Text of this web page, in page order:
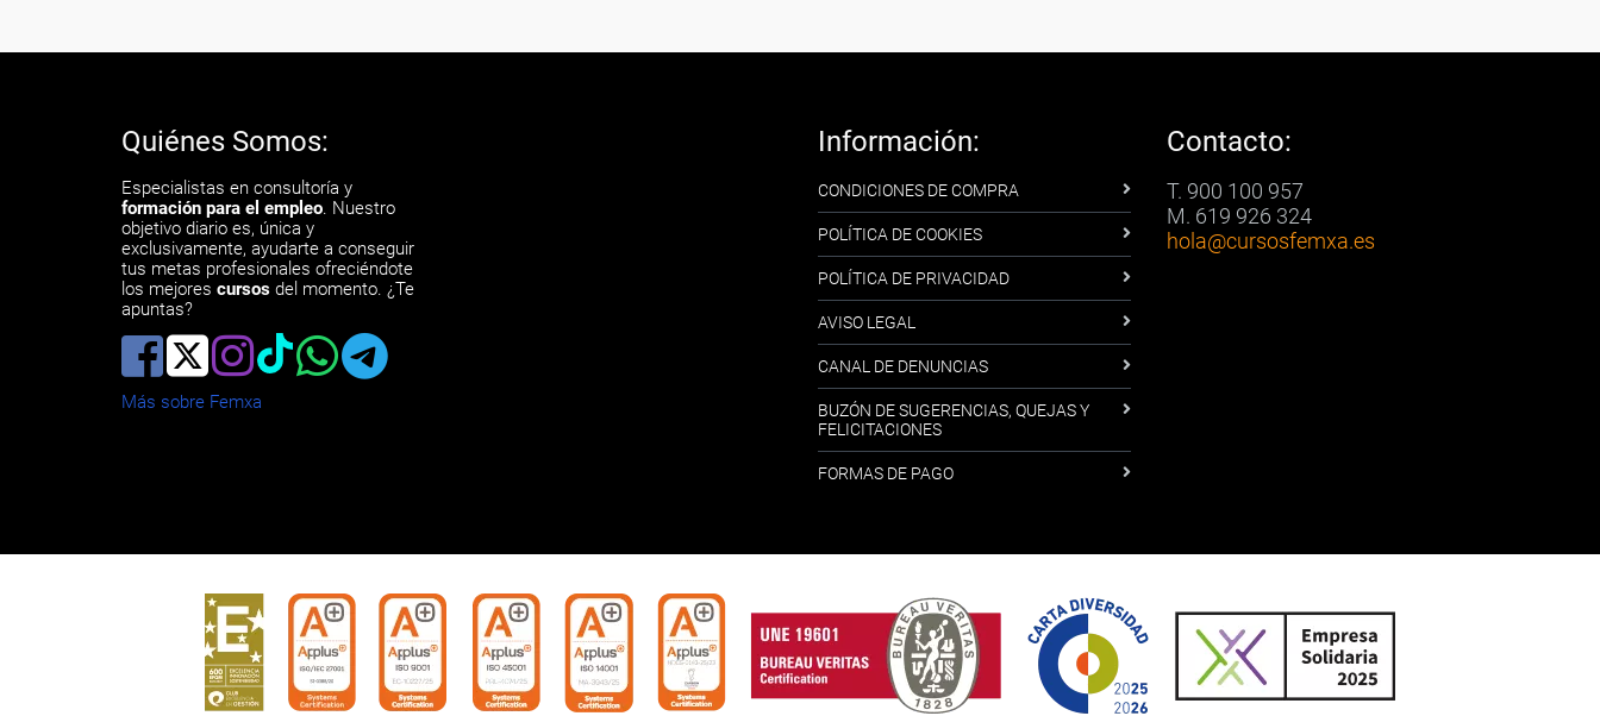
Quiénes Somos:
Especialistas en consultoría y
formación para el empleo. Nuestro
objetivo diario es, única y
exclusivamente, ayudarte a conseguir
tus metas profesionales ofreciéndote
los mejores cursos del momento. ¿Te
apuntas?
Más sobre Femxa
Información:
CONDICIONES DE COMPRA
POLÍTICA DE COOKIES
POLÍTICA DE PRIVACIDAD
AVISO LEGAL
CANAL DE DENUNCIAS
BUZÓN DE SUGERENCIAS, QUEJAS Y
FELICITACIONES
FORMAS DE PAGO
Contacto:
T. 900 100 957
M. 619 926 324
hola@cursosfemxa.es